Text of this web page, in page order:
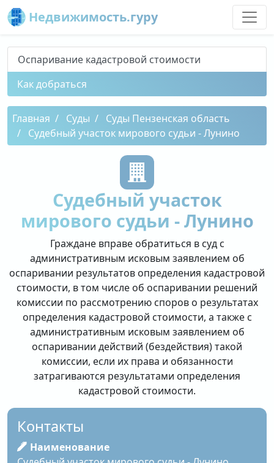
Недвижимость.гуру
Оспаривание кадастровой стоимости
Как добраться
Главная Суды
Суды Пензенская область
Судебный участок мирового судьи - Лунино
Судебный участок
мирового судьи - Лунино
Граждане вправе обратиться в суд с
административным исковым заявлением об
оспаривании результатов определения кадастровой
стоимости, в том числе об оспаривании решений
комиссии по рассмотрению споров о результатах
определения кадастровой стоимости, а также с
административным исковым заявлением об
оспаривании действий (бездействия) такой
комиссии, если их права и обязанности
затрагиваются результатами определения
кадастровой стоимости.
Контакты
Наименование